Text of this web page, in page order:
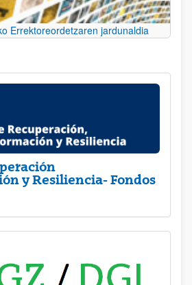
Errektoreordetzaren jardunaldia
y Resiliencia- Fondos